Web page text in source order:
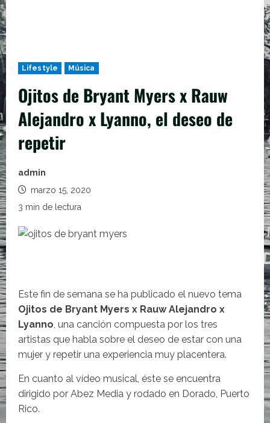
Lifestyle Música
Ojitos de Bryant Myers x Rauw
Alejandro x Lyanno, el deseo de
repetir
admin
marzo 15, 2020
3 min de lectura
Este fin de semana se ha publicado el nuevo tema
Ojitos de Bryant Myers x Rauw Alejandro x
Lyanno, una canción compuesta por los tres
artistas que habla sobre el deseo de estar con una
mujer y repetir una experiencia muy placentera.
En cuanto al vídeo musical, éste se encuentra
dirigido por Abez Media y rodado en Dorado, Puerto
Rico.